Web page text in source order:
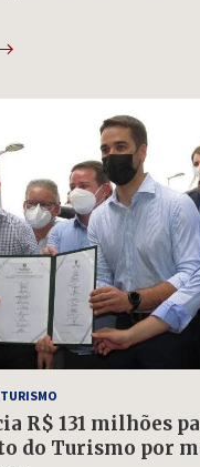
TURISMO
R$ 131 milhões
do Turismo por